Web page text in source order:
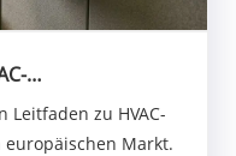
IoT-
Leitfaden zu HVAC-
Markt.